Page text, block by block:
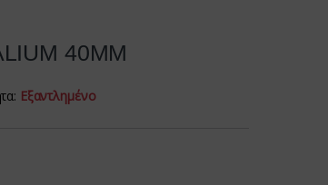
40MM
Εξαντλημένο